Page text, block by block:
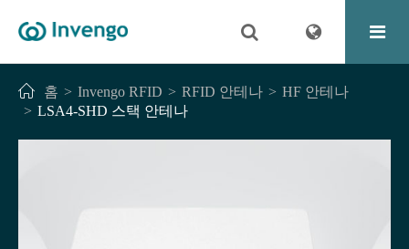
홈 Invengo RFID RFID 안테나
HF 안테나
LSA4-SHD 스택 안테나